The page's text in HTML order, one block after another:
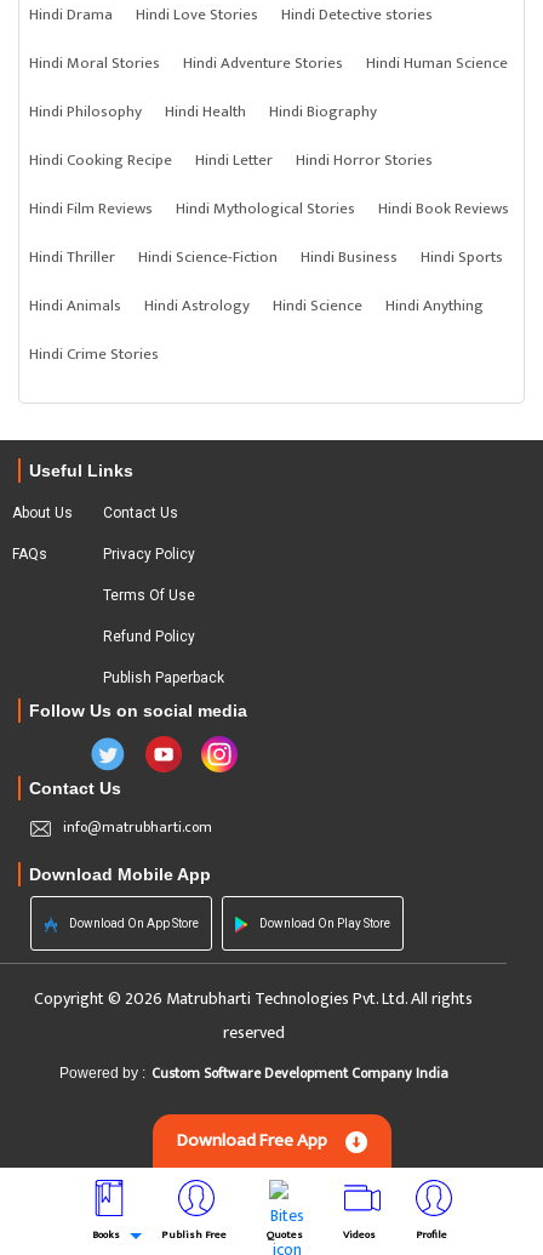
Hindi Drama
Hindi Love Stories
Hindi Detective stories
Hindi Moral Stories
Hindi Adventure Stories
Hindi Human Science
Hindi Philosophy
Hindi Health
Hindi Biography
Hindi Cooking Recipe
Hindi Letter
Hindi Horror Stories
Hindi Film Reviews
Hindi Mythological Stories
Hindi Book Reviews
Hindi Thriller
Hindi Science-Fiction Hindi Business
Hindi Sports
Hindi Animals
Hindi Astrology Hindi Science
Hindi Anything
Hindi Crime Stories
Useful Links
About Us
FAQs
Contact Us
Privacy Policy
Terms Of Use
Refund Policy
Publish Paperback
Follow Us on social media
Contact Us
info@matrubharti.com
Download Mobile App
Download On App Store Download On Play Store
Copyright © 2026 Matrubharti Technologies Pvt. Ltd. All rights
reserved
Powered by : Custom Software Development Company India
Download Free App
Books Publish Free Quotes Videos Profile